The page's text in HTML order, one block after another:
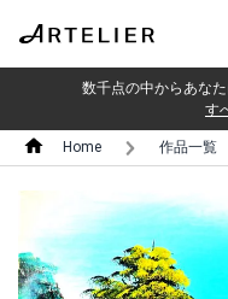
数千点の中からあな
す
Home 作品一覧